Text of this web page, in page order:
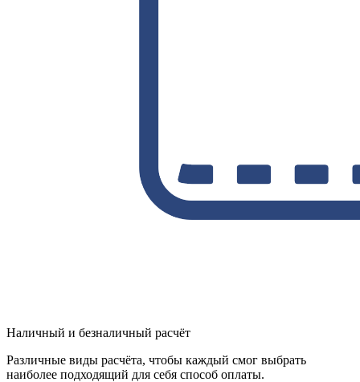
Наличный и безналичный расчёт
Различные виды расчёта, чтобы каждый смог выбрать
наиболее подходящий для себя способ оплаты.